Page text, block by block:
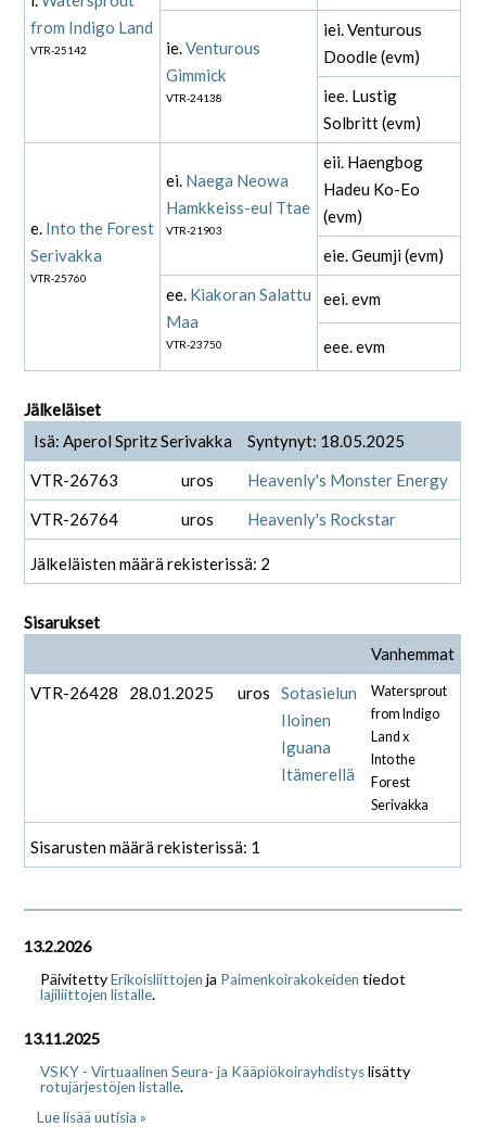
from Indigo Land
VTR-25142 ie.Venturous
Gimmick
VTR-24138
iei. Venturous
Doodle (evm)
iee. Lustig
Solbritt (evm)
e. Into the Forest
Serivakka
VTR-25760
ei. Naega Neowa
Hamkkeiss-eul Ttae
VTR-21903
eii. Haengbog
Hadeu Ko-Eo
(evm)
eie. Geumji (evm)
ee. Kiakoran Salattu
Maa
VTR-23750
eei. evm
eee. evm
Jälkeläiset
Isä: Aperol Spritz Serivakka
Syntynyt: 18.05.2025
VTR-26763
uros
Heavenly's Monster Energy
VTR-26764
uros Heavenly's Rockstar
Jälkeläisten määrä rekisterissä: 2
Sisarukset
Vanhemmat
VTR-26428
28.01.2025 uros
Sotasielun
Iloinen
Iguana
Itämerellä
Watersprout
from Indigo
Land x
Into the
Forest
Serivakka
Sisarusten määrä rekisterissä: 1
13.2.2026
PäivitettyErikoisliittojen ja Paimenkoirakokeiden tiedot
lajiliittojen listalle.
13.11.2025
VSKY - Virtuaalinen Seura- ja Kääpiökoirayhdistyslisätty
rotujärjestöjen listalle.
Lue lisää uutisia »